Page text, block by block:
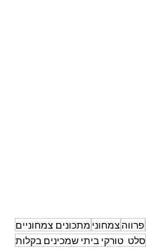
פרווה צמחוני מתכונים צמחוניים
סלט טורקי ביתי שמכינים בקלות